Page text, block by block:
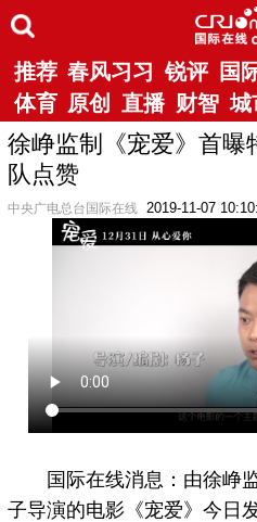
推荐 春风习习 锐评 国
体育 原创 直播 财智 城
徐峥监制《宠爱》首曝
队点赞
中央广电总台国际在线 2019-11-07
国际在线消息：由徐峥监
子导演的电影《宠爱》今日